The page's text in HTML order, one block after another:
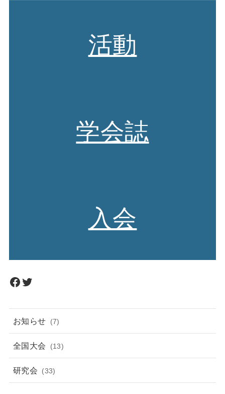
活動
学会誌
入会
Facebook
Twitter
お知らせ (7)
全国大会 (13)
研究会 (33)